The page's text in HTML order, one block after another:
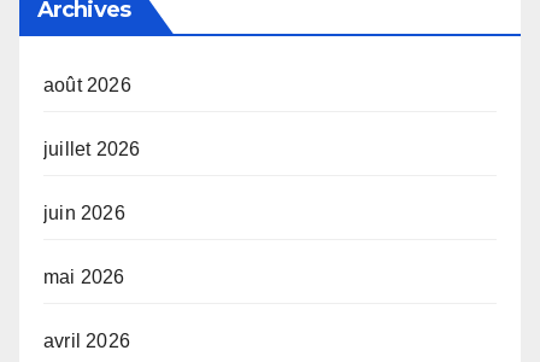
Archives
août 2026
juillet 2026
juin 2026
mai 2026
avril 2026